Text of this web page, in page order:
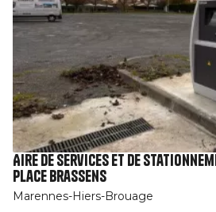
Aire de services et de
Place Brassens
Marennes-Hiers-Brouage